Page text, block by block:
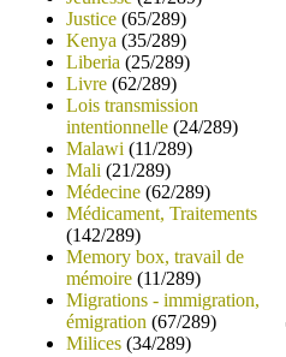
Justice (65/289)
Kenya (35/289)
Liberia (25/289)
Livre (62/289)
Lois transmission
intentionnelle (24/289)
Malawi (11/289)
Mali (21/289)
Médecine (62/289)
Médicament, Traitements
(142/289)
Memory box, travail de
mémoire (11/289)
Migrations - immigration,
émigration (67/289)
Milices (34/289)